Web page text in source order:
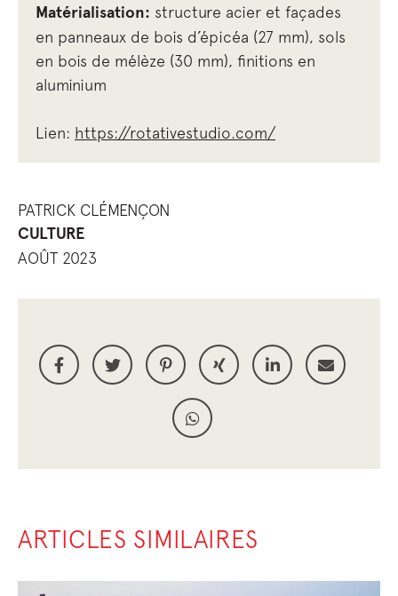
Matérialisation: structure acier et façades
en panneaux de bois d’épicéa (27 mm), sols
en bois de mélèze (30 mm), finitions en
aluminium
Lien: https://rotativestudio.com/
PATRICK CLÉMENÇON
CULTURE
AOÛT 2023
ARTICLES SIMILAIRES